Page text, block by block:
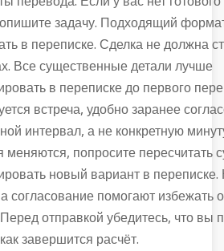
задачу. Подходящий
в переписке. Сделка не должна
Все существенные детали лучше
в переписке до первого
встреча, удобно заранее
интервал, а не конкретную
меняются, попросите пересчитать
новый вариант в переписке.
согласование помогают избежать
отправкой убедитесь, что вы
завершится расчёт.